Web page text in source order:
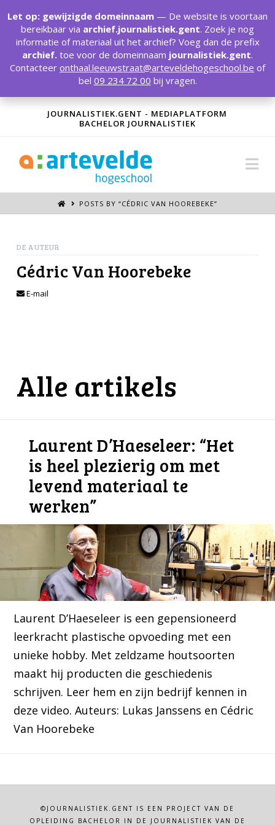
JOURNALISTIEK.GENT - MEDIAPLATFORM
BACHELOR JOURNALISTIEK
POSTS BY “CÉDRIC VAN HOOREBEKE”
DE AUTEUR
Cédric Van Hoorebeke
E-mail
Alle artikels
Laurent D’Haeseleer: “Het
is heel plezierig om met
levend materiaal te
werken”
Laurent D’Haeseleer is een gepensioneerd
leerkracht plastische opvoeding met een
unieke hobby. Met zeldzame houtsoorten
maakt hij producten die geschiedenis
schrijven. Leer hem en zijn bedrijf kennen in
deze video. Auteurs: Lukas Janssens en Cédric
Van Hoorebeke
©JOURNALISTIEK.GENT IS EEN PROJECT VAN DE
OPLEIDING BACHELOR IN DE JOURNALISTIEK VAN DE
Let op: gewijzigde domeinnaam — De website is voortaan
bereikbaar via archief.journalistiek.gent. Zoek je nog
informatie of materiaal uit het archief? Voeg dan de prefix
archief. toe voor de domeinnaam journalistiek.gent.
Contacteer onthaal.leeuwstraat@arteveldehogeschool.be of
bel 09 234 72 00 bij vragen.